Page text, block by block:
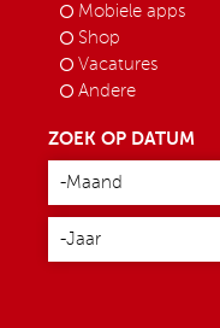
Mobiele apps
Shop
Vacatures
Andere
ZOEK OP DATUM
Maand
-Maand
Jaar
-Jaar